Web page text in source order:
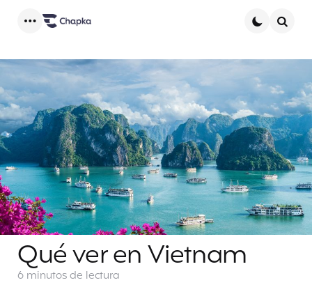
Qué ver en Vietnam
6 minutosde lectura